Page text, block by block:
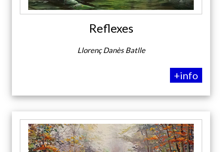
Reflexes
Llorenç Danès Batlle
+info